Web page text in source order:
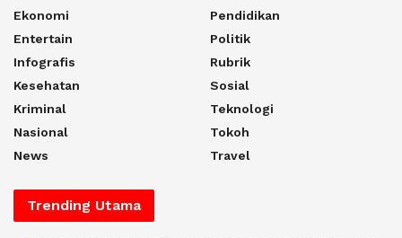
Ekonomi
Entertain
Infografis
Kesehatan
Kriminal
Nasional
News
Pendidikan
Politik
Rubrik
Sosial
Teknologi
Tokoh
Travel
Trending Utama